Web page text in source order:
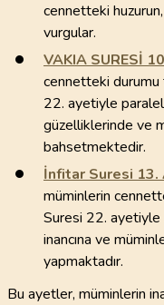
cennetteki
vurgular.
VAKIA SURESİ 10
cennetteki
22. ayetiyle
güzelliklerinde ve
bahsetmektedir.
İnfitar Suresi 13.
müminlerin
Suresi 22. ayetiyle
inancına ve
yapmaktadır.
Bu ayetler, müminlerin